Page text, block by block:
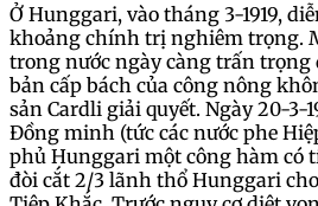
Ở Hunggari, vào tháng 3-1919,
khoảng chính trị nghiêm trọng.
trong nước ngày càng trấn trọng
bản cấp bách của công nông
sản Cardli giải quyết. Ngày 20-3-
Đồng minh (tức các nước phe
phủ Hunggari một công hàm có
đòi cắt 2/3 lãnh thổ Hunggari